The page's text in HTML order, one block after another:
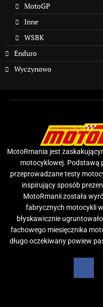
MotoGP
Inne
WSBK
Enduro
Wyczynowo
MotoRmania jest
motocyklowej. Podstawą
przeprowadzane testy
inspirujący sposób
MotoRmanii została
fabrycznych motocykli
błyskawicznie
fachowego miesięcznika
długo oczekiwany powiew